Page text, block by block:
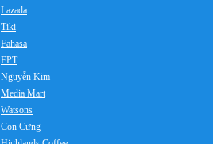
Lazada
Tiki
Fahasa
FPT
Nguyễn Kim
Media Mart
Watsons
Con Cưng